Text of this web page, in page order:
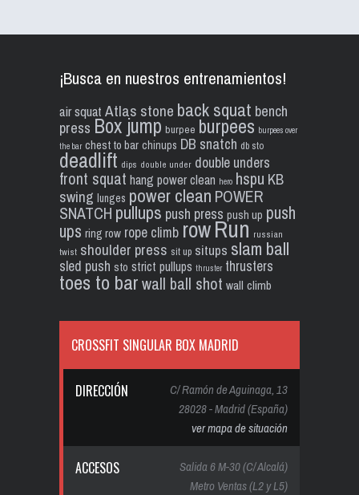
¡Busca en nuestros entrenamientos!
air squat Atlas stone back squat bench
press Box jump burpee burpees burpees over
the bar chest to bar chinups DB snatch db sto
deadlift dips double under double unders
front squat hang power clean hero hspu KB
swing lunges power clean POWER
SNATCH pullups push press push up push
ups ring row rope climb rowRun russian
twist shoulder press sit up situps slam ball
sled push sto strict pullups thruster thrusters
toes to barwall ball shot wall climb
CROSSFIT SINGULAR BOX MADRID
DIRECCIÓN
C/ Ramón de Aguinaga, 13
28028 - Madrid (España)
ver mapa de situación
ACCESOS
Salida 6 M-30 (C/ Alcalá)
Metro Ventas (L2 y L5)